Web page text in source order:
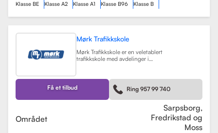
Klasse BE Klasse A2 Klasse A1 Klasse B96 Klasse B
Mørk Trafikkskole
Mørk Trafikkskole er en veletablert
trafikkskole med avdelinger i
på undervisningen, og har fått
positive tilbakemeldinger fra elever,
med vurderinger som 5.0 i
Sarpsborg og 4.4 i Fredrikstad.
Få et tilbud Ring 957 99 740
Området
Sarpsborg,
Fredrikstad og
Moss